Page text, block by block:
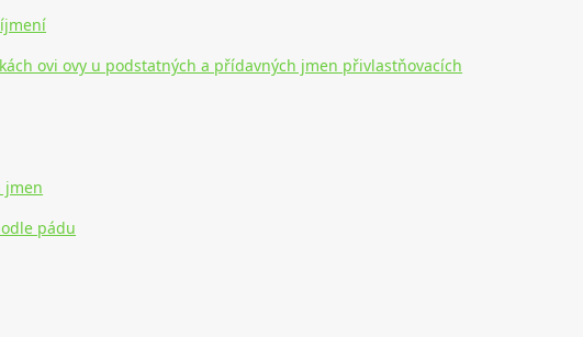
ovi ovy u podstatných a přídavných jmen přivlastňovacích
jmen
pádu